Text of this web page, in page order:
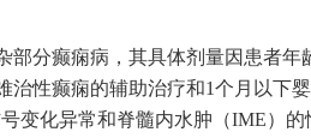
部分癫痫病，其具体剂量因患者
治性癫痫的辅助治疗和1个月以下
变化异常和脊髓内水肿（IME）